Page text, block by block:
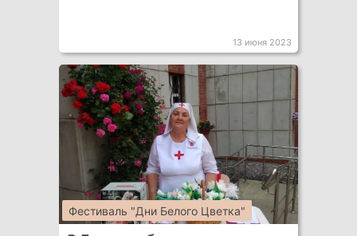
13 июня 2023
Фестиваль "Дни Белого Цветка"